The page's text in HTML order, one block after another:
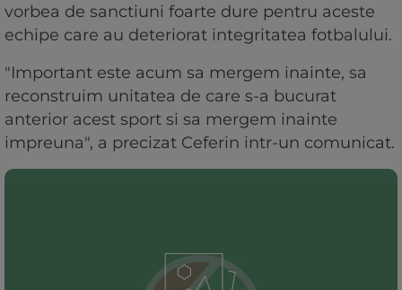
vorbea de sanctiuni foarte dure pentru aceste
echipe care au deteriorat integritatea fotbalului.
"Important este acum sa mergem inainte, sa
reconstruim unitatea de care s-a bucurat
anterior acest sport si sa mergem inainte
impreuna", a precizat Ceferin intr-un comunicat.